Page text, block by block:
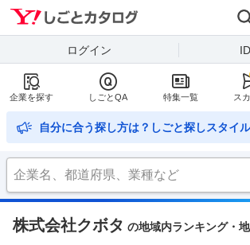
ログイン
企業を探す しごとQA 特集一覧 ス
自分に合う探し方は？しごと探しスタイ
株式会社クボタ の地域内ランキング・